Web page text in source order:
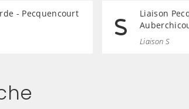
- Pecquencourt
Liaison
Liaison S